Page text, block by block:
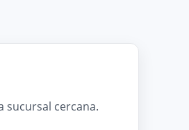
sucursal cercana.